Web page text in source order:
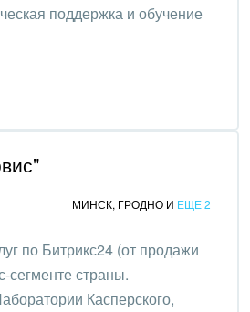
поддержка и обучение
МИНСК, ГРОДНО И ЕЩЕ 2
по Битрикс24 (от продажи
сегменте страны.
Касперского,